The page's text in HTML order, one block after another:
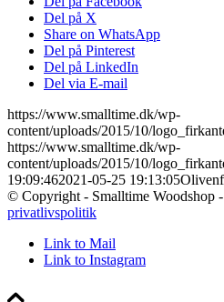
Del på X
Share on WhatsApp
Del på Pinterest
Del på LinkedIn
Del via E-mail
https://www.smalltime.dk/wp-
content/uploads/2015/10/
https://www.smalltime.dk/wp-
content/uploads/2015/10/
19:09:462021-05-25 19:13:05
© Copyright - Smalltime Woodshop
privatlivspolitik
Link to Mail
Link to Instagram